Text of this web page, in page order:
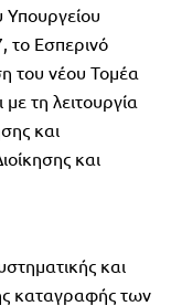
το Εσπερινό
του νέου Τομέα
τη λειτουργία
και
και
και
καταγραφής των